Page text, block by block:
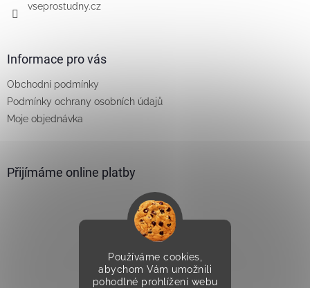
Používáme cookies,
abychom Vám umožnili
pohodlné prohlížení webu
vseprostudny.cz
Informace pro vás
Obchodní podmínky
Podmínky ochrany osobních údajů
Moje objednávka
Přijímáme online platby
Vytvořilo Studio Avocado